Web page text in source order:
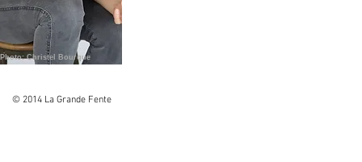
Photo: Christel Bourque
© 2014 La Grande Fente